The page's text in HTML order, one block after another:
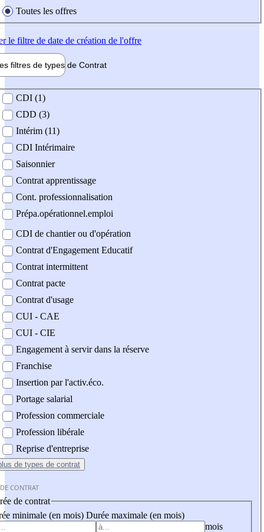
Toutes les offres
le filtre de date de création de l'offre
filtres de types de Contrat
contrat
CDI (1)
CDD (3)
Intérim (11)
CDI Intérimaire
Saisonnier
Contrat apprentissage
Cont. professionnalisation
Prépa.opérationnel.emploi
CDI de chantier ou d'opération
Contrat d'Engagement Educatif
Contrat intermittent
Contrat pacte
Contrat d'usage
CUI - CAE
CUI - CIE
Engagement à servir dans la réserve
Franchise
Insertion par l'activ.éco.
Portage salarial
Profession commerciale
Profession libérale
Reprise d'entreprise
de types de contrat
CONTRAT
de contrat
minimale (en mois) Durée maximale (en mois)
mois